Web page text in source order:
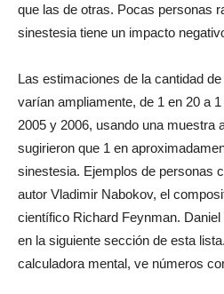
que las de otras. Pocas personas
sinestesia tiene un impacto
Las estimaciones de la cantidad
varían ampliamente, de 1 en 20 a
2005 y 2006, usando una muestra
sugirieron que 1 en
sinestesia. Ejemplos de personas
autor Vladimir Nabokov, el
científico Richard Feynman.
en la siguiente sección de esta
calculadora mental, ve números